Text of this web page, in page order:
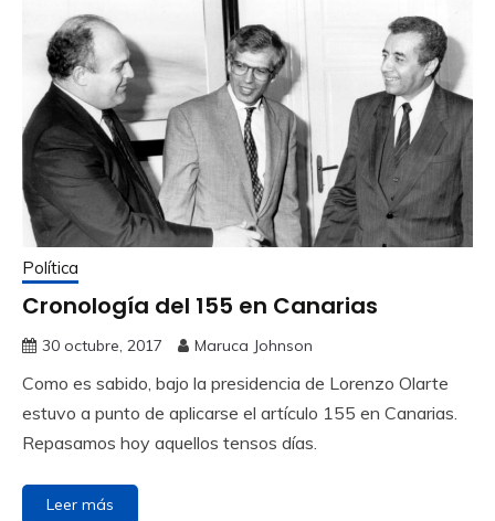
Política
Cronología del 155 en Canarias
30 octubre, 2017 Maruca Johnson
Como es sabido, bajo la presidencia de Lorenzo Olarte
estuvo a punto de aplicarse el artículo 155 en Canarias.
Repasamos hoy aquellos tensos días.
Leer más